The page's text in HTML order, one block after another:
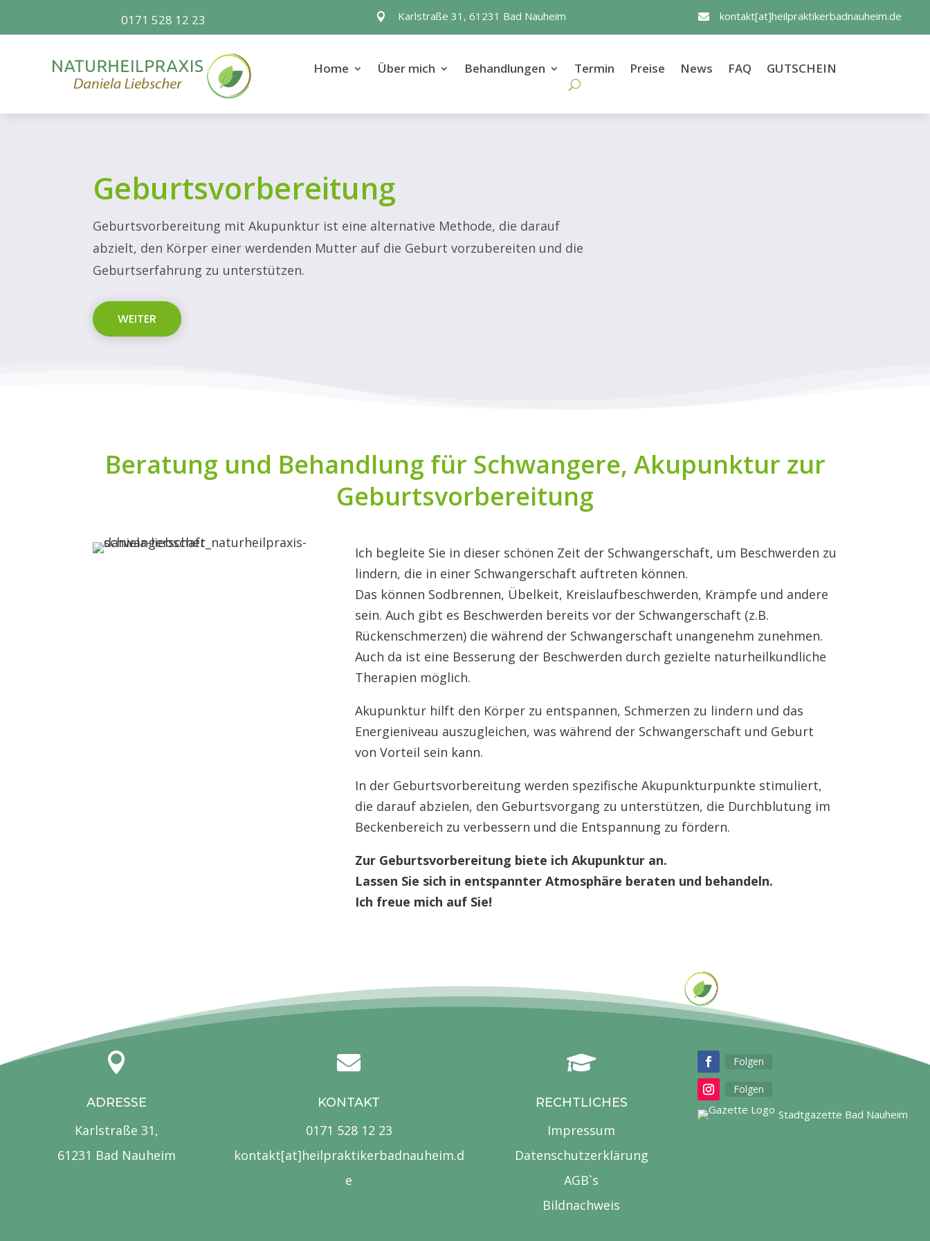
0171 528 12 23  Karlstraße 31, 61231 Bad Nauheim  kontakt[at]heilpraktikerbadnauheim.de
 0171-5281223
Home Über mich Behandlungen Termin Preise News FAQ GUTSCHEIN
Geburtsvorbereitung
Geburtsvorbereitung mit Akupunktur ist eine alternative Methode, die darauf
abzielt, den Körper einer werdenden Mutter auf die Geburt vorzubereiten und die
Geburtserfahrung zu unterstützen.
WEITER
Beratung und Behandlung für Schwangere, Akupunktur zur
Geburtsvorbereitung
Ich begleite Sie in dieser schönen Zeit der Schwangerschaft, um Beschwerden zu
lindern, die in einer Schwangerschaft auftreten können.
Das können Sodbrennen, Übelkeit, Kreislaufbeschwerden, Krämpfe und andere
sein. Auch gibt es Beschwerden bereits vor der Schwangerschaft (z.B.
Rückenschmerzen) die während der Schwangerschaft unangenehm zunehmen.
Auch da ist eine Besserung der Beschwerden durch gezielte naturheilkundliche
Therapien möglich.
Akupunktur hilft den Körper zu entspannen, Schmerzen zu lindern und das
Energieniveau auszugleichen, was während der Schwangerschaft und Geburt
von Vorteil sein kann.
In der Geburtsvorbereitung werden spezifische Akupunkturpunkte stimuliert,
die darauf abzielen, den Geburtsvorgang zu unterstützen, die Durchblutung im
Beckenbereich zu verbessern und die Entspannung zu fördern.
Zur Geburtsvorbereitung biete ich Akupunktur an.
Lassen Sie sich in entspannter Atmosphäre beraten und behandeln.
Ich freue mich auf Sie!

ADRESSE
Karlstraße 31,
61231 Bad Nauheim

KONTAKT
0171 528 12 23
kontakt[at]heilpraktikerbadnauheim.d
e

RECHTLICHES
Impressum
Datenschutzerklärung
AGB`s
Bildnachweis
Folgen
Folgen
Stadtgazette Bad Nauheim